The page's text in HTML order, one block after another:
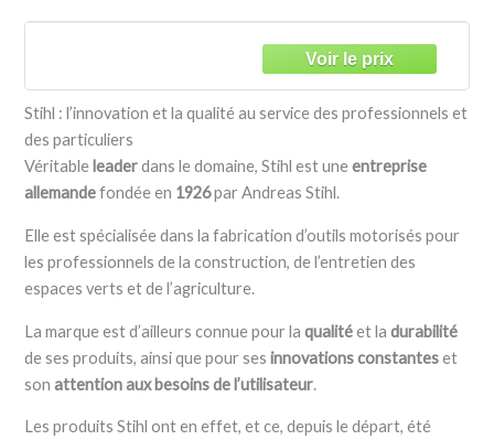
Stihl : l’innovation et la qualité au service des professionnels et
des particuliers
Véritable leaderdans le domaine, Stihl est uneentreprise
allemandefondée en 1926par Andreas Stihl.
Elle est spécialisée dans la fabrication d’outils motorisés pour
les professionnels de la construction, de l’entretien des
espaces verts et de l’agriculture.
La marque est d’ailleurs connue pour laqualitéet ladurabilité
de ses produits, ainsi que pour sesinnovations constanteset
son attention aux besoins de l’utilisateur.
Les produits Stihl ont en effet, et ce, depuis le départ, été